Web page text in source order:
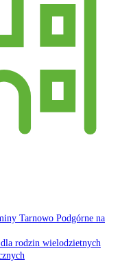
Tarnowo Podgórne na
rodzin wielodzietnych